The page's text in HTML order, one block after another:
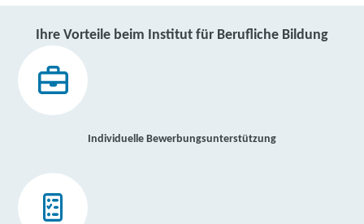
Ihre Vorteile beim Institut für Berufliche Bildung
Individuelle Bewerbungsunterstützung